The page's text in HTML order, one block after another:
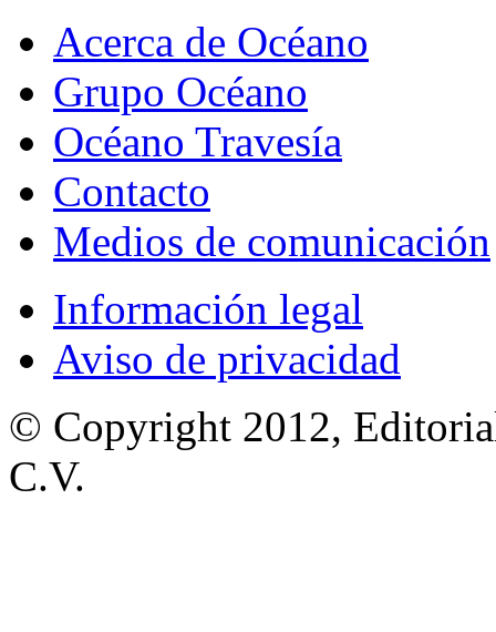
Acerca de Océano
Grupo Océano
Océano Travesía
Contacto
Medios de comunicación
Información legal
Aviso de privacidad
© Copyright 2012,
C.V.